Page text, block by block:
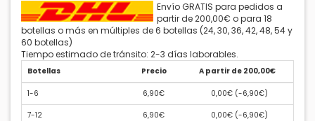
Envío GRATIS para pedidos a
partir de 200,00€ o para 18
botellas o más en múltiples de 6 botellas (24, 30, 36, 42, 48, 54 y
60 botellas)
Tiempo estimado de tránsito: 2-3 días laborables.
Botellas Precio A partir de 200,00€
1-6 6,90€ 0,00€ (-6,90€)
7-12 6,90€ 0,00€ (-6,90€)